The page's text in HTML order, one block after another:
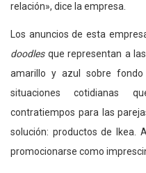
relación», dice la empresa.
Los anuncios de esta
doodlesque representan a
amarillo y azul sobre fondo
situaciones cotidianas
contratiempos para las
solución: productos de Ikea.
promocionarse como